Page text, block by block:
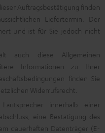
Auftragsbestätigung finden
Liefertermin. Der
und ist für Sie jedoch nicht
auch diese Allgemeinen
Informationen zu Ihrer
finden Sie
Widerrufsrecht.
innerhalb einer
eine Bestätigung des
dauerhaften Datenträger (E-